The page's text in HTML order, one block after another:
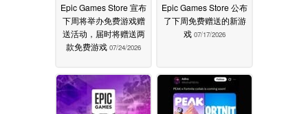
Epic Games Store 宣布
下周将举办免费游戏赠
送活动，届时将赠送两
款免费游戏 07/24/2026
Epic Games Store 公布
了下周免费赠送的新游
戏 07/17/2026